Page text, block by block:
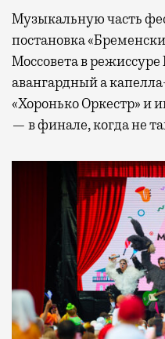
Музыкальную часть
постановка
Моссовета в
авангардный а
«Хоронько Оркестр» и
— в финале, когда не